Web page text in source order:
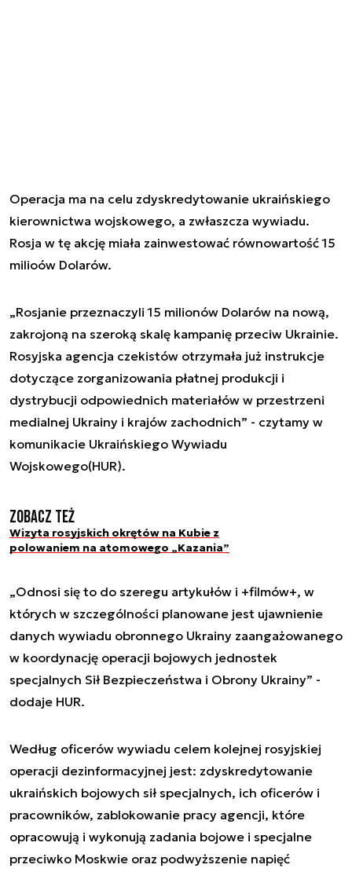
Operacja ma na celu zdyskredytowanie ukraińskiego
kierownictwa wojskowego, a zwłaszcza wywiadu.
Rosja w tę akcję miała zainwestować równowartość 15
milioów Dolarów.
„Rosjanie przeznaczyli 15 milionów Dolarów na nową,
zakrojoną na szeroką skalę kampanię przeciw Ukrainie.
Rosyjska agencja czekistów otrzymała już instrukcje
dotyczące zorganizowania płatnej produkcji i
dystrybucji odpowiednich materiałów w przestrzeni
medialnej Ukrainy i krajów zachodnich” - czytamy w
komunikacie Ukraińskiego Wywiadu
Wojskowego(HUR).
Zobacz też
Wizyta rosyjskich okrętów na Kubie z
polowaniem na atomowego „Kazania”
„Odnosi się to do szeregu artykułów i +filmów+, w
których w szczególności planowane jest ujawnienie
danych wywiadu obronnego Ukrainy zaangażowanego
w koordynację operacji bojowych jednostek
specjalnych Sił Bezpieczeństwa i Obrony Ukrainy” -
dodaje HUR.
Według oficerów wywiadu celem kolejnej rosyjskiej
operacji dezinformacyjnej jest: zdyskredytowanie
ukraińskich bojowych sił specjalnych, ich oficerów i
pracowników, zablokowanie pracy agencji, które
opracowują i wykonują zadania bojowe i specjalne
przeciwko Moskwie oraz podwyższenie napięć